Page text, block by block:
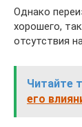
Однако
хорошего,
отсутствия
Читайте
его